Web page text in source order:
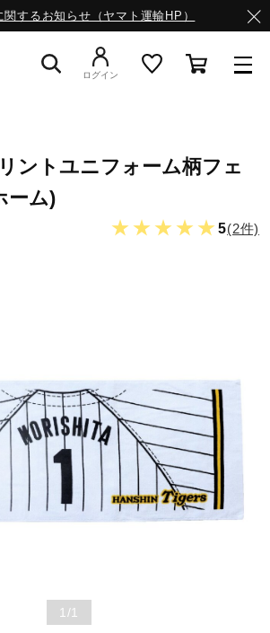
関するお知らせ（ヤマト運輸HP）
イルウエア
ング
ログイン
ントユニフォーム柄フェ
ーム)
★★★★★5(2件)
1/1